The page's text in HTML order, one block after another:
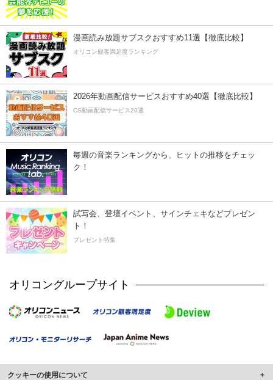
漫画読み放題サブスクおすすめ11選【徹底比較】
オリコン顧客満足度ランキング
2026年動画配信サービスおすすめ40選【徹底比較】
CS動画配信サービス20選
毎週の音楽ランキングから、ヒットの推移をチェッ
ク！
試写会、登壇イベント、サインチェキなどプレゼン
ト！
プレゼント特集
オリコングループサイト
クッキーの使用について